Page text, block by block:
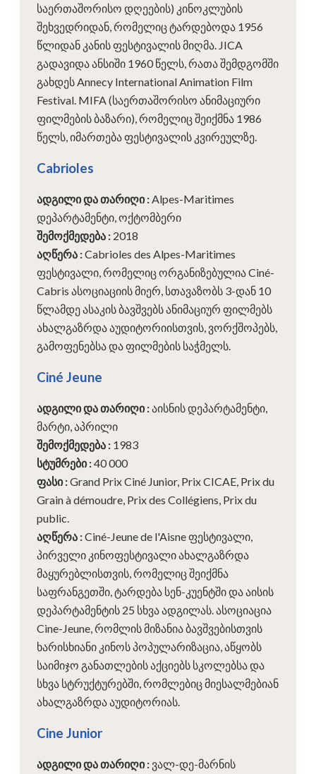
საერთაშორისო დღეების) კინოკლუბის
შეხვედრიდან, რომელიც ტარდებოდა 1956
წლიდან კანის ფესტივალის მიღმა. JICA
გადავიდა ანსიში 1960 წელს, რათა შემდგომში
გახდეს Annecy International Animation Film
Festival. MIFA (საერთაშორისო ანიმაციური
ფილმების ბაზარი), რომელიც შეიქმნა 1986
წელს, იმართება ფესტივალის კვირეულზე.
Cabrioles
ადგილი და თარიღი: Alpes-Maritimes
დეპარტამენტი, ოქტომბერი
შემოქმედება : 2018
აღწერა :Cabrioles des Alpes-Maritimes
ფესტივალი, რომელიც ორგანიზებულია Ciné-
Cabris ასოციაციის მიერ, სთავაზობს 3-დან 10
წლამდე ასაკის ბავშვებს ანიმაციურ ფილმებს
ახალგაზრდა აუდიტორიისთვის, ვორქშოპებს,
გამოფენებსა და ფილმების საჭმელს.
Ciné Jeune
ადგილი და თარიღი:აისნის დეპარტამენტი,
მარტი, აპრილი
შემოქმედება : 1983
სტუმრები:40 000
ფასი:Grand Prix Ciné Junior, Prix CICAE, Prix du
Grain à démoudre, Prix des Collégiens, Prix du
public.
აღწერა :Ciné-Jeune de l'Aisne ფესტივალი,
პირველი კინოფესტივალი ახალგაზრდა
მაყურებლისთვის, რომელიც შეიქმნა
საფრანგეთში, ტარდება სენ-კუენტში და აისის
დეპარტამენტის 25 სხვა ადგილას. ასოციაცია
Cine-Jeune, რომლის მიზანია ბავშვებისთვის
ხარისხიანი კინოს პოპულარიზაცია, აწყობს
საიმიჯო განათლების აქციებს სკოლებსა და
სხვა სტრუქტურებში, რომლებიც მიესალმებიან
ახალგაზრდა აუდიტორიას.
Cine Junior
ადგილი და თარიღი: ვალ-დე-მარნის